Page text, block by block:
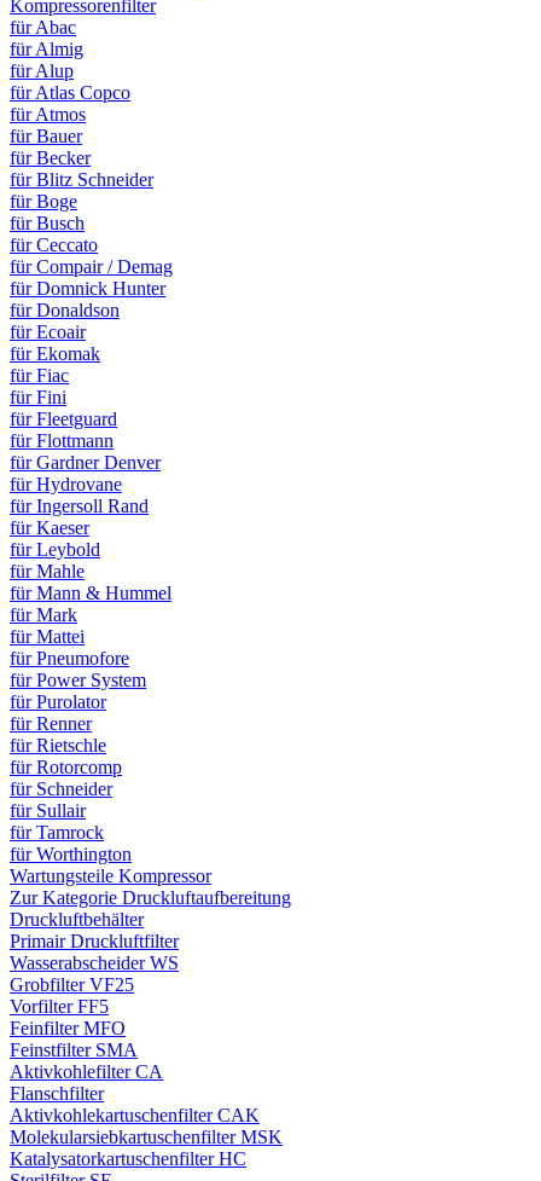
Kompressorenfilter
für Abac
für Almig
für Alup
für Atlas Copco
für Atmos
für Bauer
für Becker
für Blitz Schneider
für Boge
für Busch
für Ceccato
für Compair / Demag
für Domnick Hunter
für Donaldson
für Ecoair
für Ekomak
für Fiac
für Fini
für Fleetguard
für Flottmann
für Gardner Denver
für Hydrovane
für Ingersoll Rand
für Kaeser
für Leybold
für Mahle
für Mann & Hummel
für Mark
für Mattei
für Pneumofore
für Power System
für Purolator
für Renner
für Rietschle
für Rotorcomp
für Schneider
für Sullair
für Tamrock
für Worthington
Wartungsteile Kompressor
Zur Kategorie Druckluftaufbereitung
Druckluftbehälter
Primair Druckluftfilter
Wasserabscheider WS
Grobfilter VF25
Vorfilter FF5
Feinfilter MFO
Feinstfilter SMA
Aktivkohlefilter CA
Flanschfilter
Aktivkohlekartuschenfilter CAK
Molekularsiebkartuschenfilter MSK
Katalysatorkartuschenfilter HC